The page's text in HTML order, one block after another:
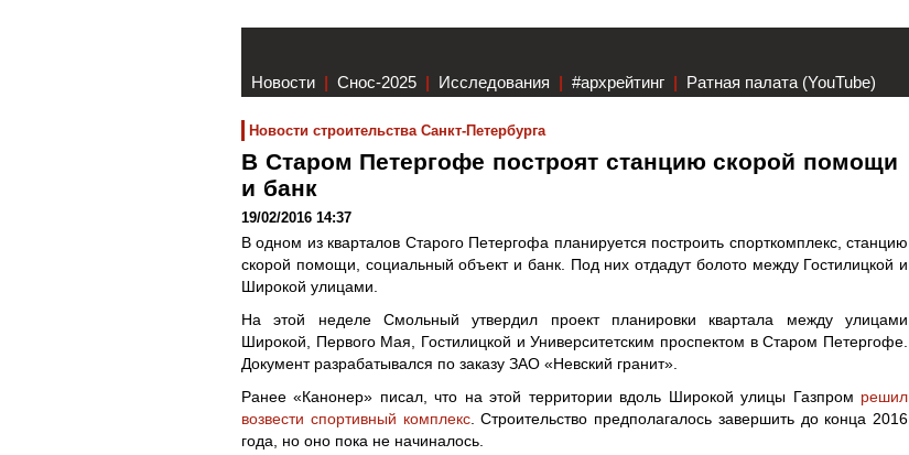
Новости | Снос-2025 | Исследования | #архрейтинг | Ратная палата (YouTube)
Новости строительства Санкт-Петербурга
В Старом Петергофе построят станцию скорой помощи
и банк
19/02/2016 14:37
В одном из кварталов Старого Петергофа планируется построить спорткомплекс, станцию
скорой помощи, социальный объект и банк. Под них отдадут болото между Гостилицкой и
Широкой улицами.
На этой неделе Смольный утвердил проект планировки квартала между улицами
Широкой, Первого Мая, Гостилицкой и Университетским проспектом в Старом Петергофе.
Документ разрабатывался по заказу ЗАО «Невский гранит».
Ранее «Канонер» писал, что на этой территории вдоль Широкой улицы Газпром решил
возвести спортивный комплекс. Строительство предполагалось завершить до конца 2016
года, но оно пока не начиналось.